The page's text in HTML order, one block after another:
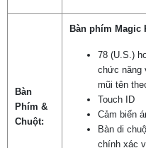
Bàn
Phím &
Chuột:
Bàn phím Magic
78 (U.S.)
chức năng
mũi tên
Touch ID
Cảm biến
Bàn di
chính xác